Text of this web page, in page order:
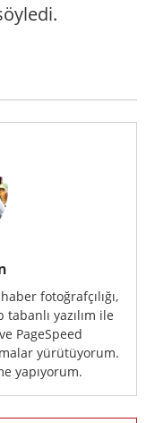
fotoğrafçılığı,
yazılım ile
PageSpeed
yürütüyorum.
yapıyorum.